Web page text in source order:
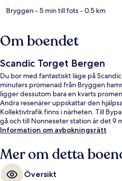
Bryggen- 5 min till fots- 0.5 km
Om boendet
Scandic Torget Bergen
Du bor med fantastiskt läge på
minuters promenad från Bryggen
ligger dessutom bara en kvarts
Andra resenärer uppskattar den
Kollektivtrafik finns i närheten. Till
gå och till Nonneseter station är det 9
Information om avbokningsrätt
Mer om detta
Översikt